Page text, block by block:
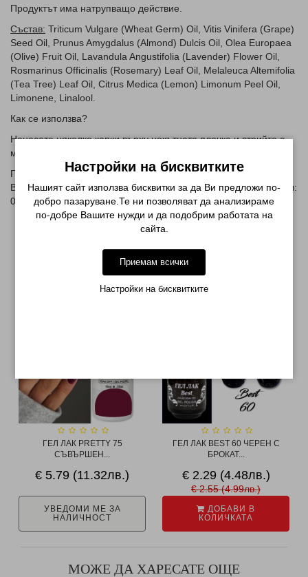
Продуктът има натрупващо действие.
Състав: Triticum Vulgare (Wheat Germ) Oil, Vitis Vinifera (Grape)
Seed Oil, Prunus Amygdalus (Almond) Dulcis Oil, Olea Europaea
(Olive) Fruit Oil, Lavandula Angustifolia (Lavender) Flower Oil,
Rosmarinus Officinalis (Rosemary) Leaf Oil, Melaleuca Altemifolia
(Теа Tree) Leaf Oil, Citrus Medica (Lemon) Limonum Peel Oil,
Limonene, Linalool.
Как се използва?
Нанесете няколко капки върху нокътната плочка и втрийте с
масажни движения в продъжение на 2-3 мин.
Производител: Kodi Professional,
Вносител: Май Нейлс ЕООД, гр. Пловдив, ул. Г. Вайганд 3, тел:
0889 909 925, e-mail: info@mynails.bg
СВЪРЗАНИ ПРОДУКТИ
ГЕЛ ЛАК PRETTY 75
СЪВЪРШЕН...
€ 5.79 (11.32лв.)
УВЕДОМИ МЕ ЗА
НАЛИЧНОСТ
ГЕЛ ЛАК BEST 60 ЧЕРЕН С
БРОКАТ...
€ 2.29 (4.48лв.)
€ 2.55 (4.99лв.)
ДОБАВИ В
КОЛИЧКАТА
МОЖЕ ДА ХАРЕСАТЕ ОЩЕ
Настройки на бисквитките
Нашият сайт използва бисквитки за да Ви предложи по-
добро пазаруване.Те ни позволяват да анализираме
по-добре Вашите нужди и да подобрим работата на
сайта.
Приемам всички
Настройки на бисквитките